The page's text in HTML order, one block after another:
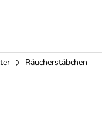
Räucherstäbchen